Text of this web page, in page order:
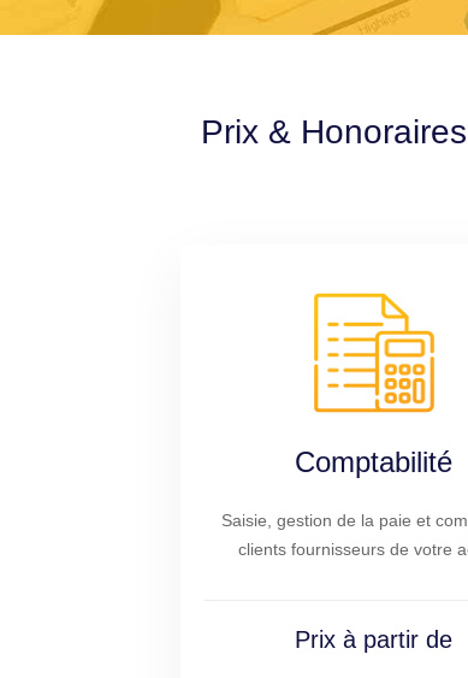
Prix &
Comptabilité
Saisie, gestion de la paie et
clients fournisseurs de votre
Prix à partir de